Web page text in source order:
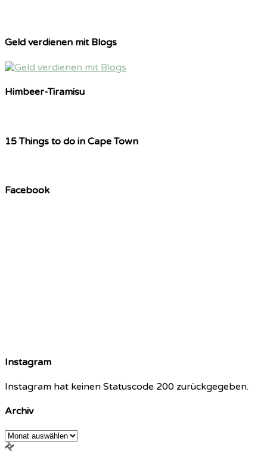
Geld verdienen mit Blogs
Himbeer-Tiramisu
15 Things to do in Cape Town
Facebook
Instagram
Instagram hat keinen Statuscode 200 zurückgegeben.
Archiv
Archiv